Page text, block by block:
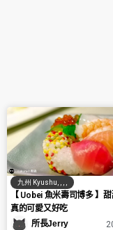
九州 Kyushu
【 Uobei 魚米壽司博多 】
真的可愛又好吃
所長Jerry